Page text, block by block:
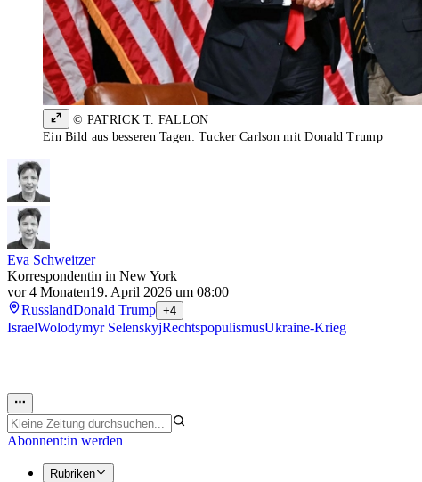
© PATRICK T. FALLON
Ein Bild aus besseren Tagen: Tucker Carlson mit Donald Trump
Eva Schweitzer
Korrespondentin in New York
vor 4 Monaten19. April 2026 um 08:00
RusslandDonald Trump +4
IsraelWolodymyr SelenskyjRechtspopulismusUkraine-Krieg
Abonnent:in werden
Rubriken